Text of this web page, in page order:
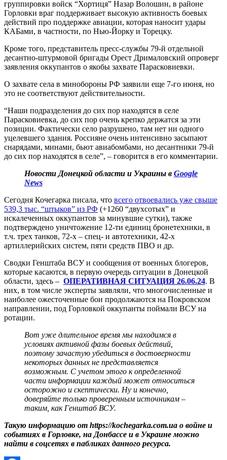
группировки войск “Хортиця” Назар Волошин, в районе
Горловки враг поддерживает высокую активность боевых
действий про поддержке авиации, которая наносит удары
КАБами, в частности, по Нью-Йорку и Торецку.
Кроме того, представитель пресс-службы 79-й отдельной
десантно-штурмовой бригады Орест Дрималовский опроверг
заявления оккупантов о якобы захвате Парасковиевки.
О захвате села в минобороны РФ заявили еще 7-го июня, но
это не соответствуют действительности.
“Наши подразделения до сих пор находятся в селе
Парасковиевка, до сих пор очень крепко держатся за эти
позиции. Фактически село разрушено, там нет ни одного
уцелевшего здания. Россияне очень интенсивно засыпают
снарядами, минами, бьют авиабомбами, но десантники 79-й
до сих пор находятся в селе”, – говорится в его комментарии.
Новости Донецкой области и Украины в Google
News
Сегодня Кочегарка писала, что всего отвоевались уже свыше
539,3 тыс. “штыков” из РФ (+1260 “двухсотых” и
искалеченных оккупантов за минувшие сутки), также
подтверждено уничтожение 12-ти единиц бронетехники, в
т.ч. трех танков, 72-х – спец- и автотехники, 42-х
артиллерийских систем, пяти средств ПВО и др.
Сводки Генштаба ВСУ и сообщения от военных блогеров,
которые касаются, в первую очередь ситуации в Донецкой
области, здесь – ОПЕРАТИВНАЯ СИТУАЦИЯ 26.06.24. В
них, в том числе эксперты заявляли, что многочисленные и
наиболее ожесточенные бои продолжаются на Покровском
направлении, под Горловкой оккупанты поймали ВСУ на
ротации.
Вот уже длительное время мы находимся в
условиях активной фазы боевых действий,
поэтому зачастую убедиться в достоверности
некоторых данных не представляется
возможным. С учетом этого к определенной
части информации каждый может относиться
осторожно и скептически. Ну и конечно,
доверяйте только проверенным источникам –
таким, как Генштаб ВСУ.
Такую информацию от https://kochegarka.com.ua о войне и
событиях в Горловке, на Донбассе и в Украине можно
найти в соцсетях в пабликах данного ресурса.